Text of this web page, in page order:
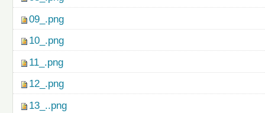
09_.png
10_.png
11_.png
12_.png
13_..png